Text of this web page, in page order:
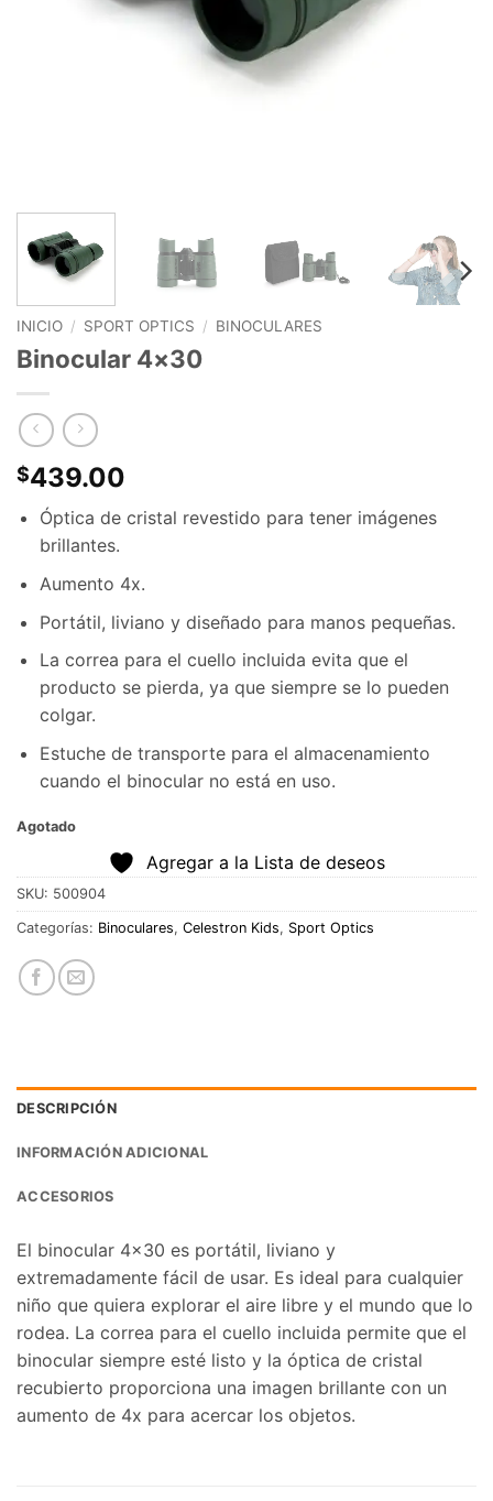
INICIO / SPORT OPTICS / BINOCULARES
Binocular 4×30
$439.00
Óptica de cristal revestido para tener imágenes
brillantes.
Aumento 4x.
Portátil, liviano y diseñado para manos pequeñas.
La correa para el cuello incluida evita que el
producto se pierda, ya que siempre se lo pueden
colgar.
Estuche de transporte para el almacenamiento
cuando el binocular no está en uso.
Agotado
Agregar a la Lista de deseos
SKU: 500904
Categorías: Binoculares, Celestron Kids, Sport Optics
DESCRIPCIÓN
INFORMACIÓN ADICIONAL
ACCESORIOS
El binocular 4×30 es portátil, liviano y
extremadamente fácil de usar. Es ideal para cualquier
niño que quiera explorar el aire libre y el mundo que lo
rodea. La correa para el cuello incluida permite que el
binocular siempre esté listo y la óptica de cristal
recubierto proporciona una imagen brillante con un
aumento de 4x para acercar los objetos.